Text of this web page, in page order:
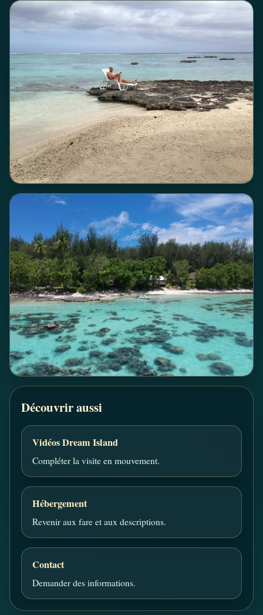
Découvrir aussi
Vidéos Dream Island
Compléter la visite en mouvement.
Hébergement
Revenir aux fare et aux descriptions.
Contact
Demander des informations.